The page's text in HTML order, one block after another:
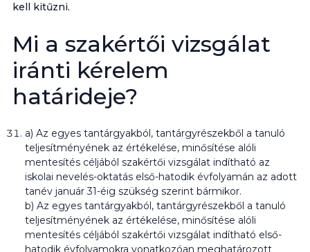
kell kitűzni.
Mi a szakértői vizsgálat
iránti kérelem
határideje?
a) Az egyes tantárgyakból, tantárgyrészekből a tanuló
teljesítményének az értékelése, minősítése alóli
mentesítés céljából szakértői vizsgálat indítható az
iskolai nevelés-oktatás első-hatodik évfolyamán az adott
tanév január 31-éig szükség szerint bármikor.
b) Az egyes tantárgyakból, tantárgyrészekből a tanuló
teljesítményének az értékelése, minősítése alóli
mentesítés céljából szakértői vizsgálat indítható első-
hatodik évfolyamokra vonatkozóan meghatározott